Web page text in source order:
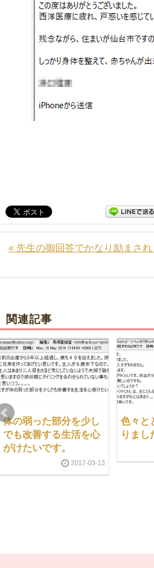
« 先生の御回答でかなり励まされ
関連記事
体の弱った部分を少し
でも改善する生活を心
がけたいです。
2017-03-13
色々と
りまし